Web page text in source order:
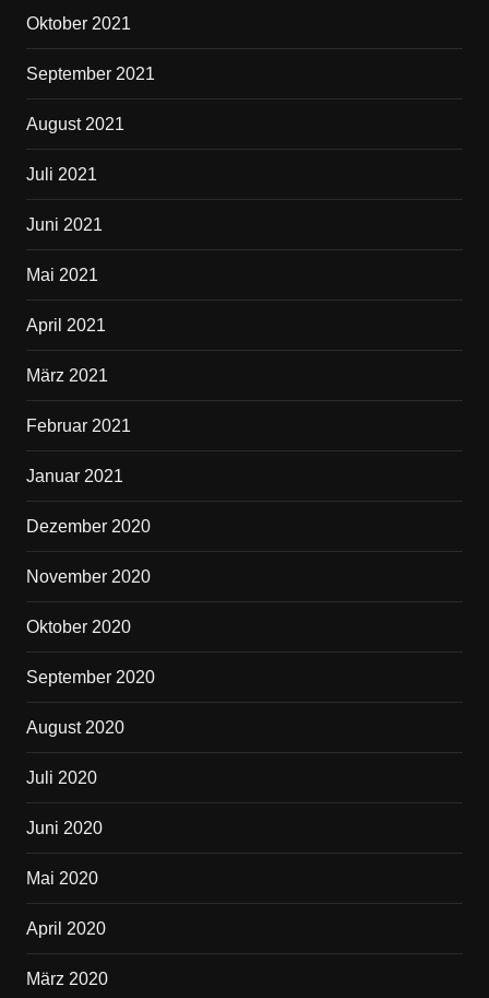
Oktober 2021
September 2021
August 2021
Juli 2021
Juni 2021
Mai 2021
April 2021
März 2021
Februar 2021
Januar 2021
Dezember 2020
November 2020
Oktober 2020
September 2020
August 2020
Juli 2020
Juni 2020
Mai 2020
April 2020
März 2020